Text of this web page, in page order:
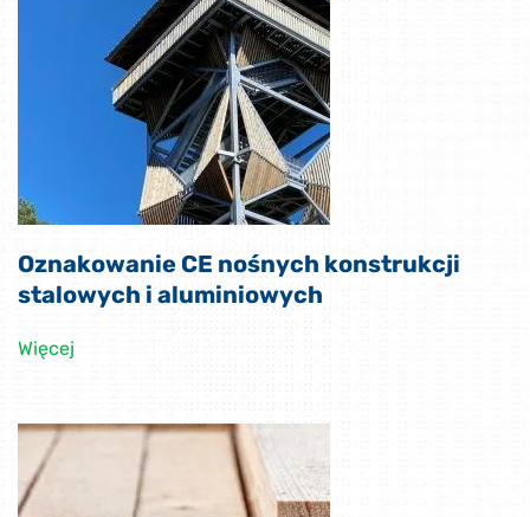
Oznakowanie CE nośnych konstrukcji
stalowych i aluminiowych
Więcej